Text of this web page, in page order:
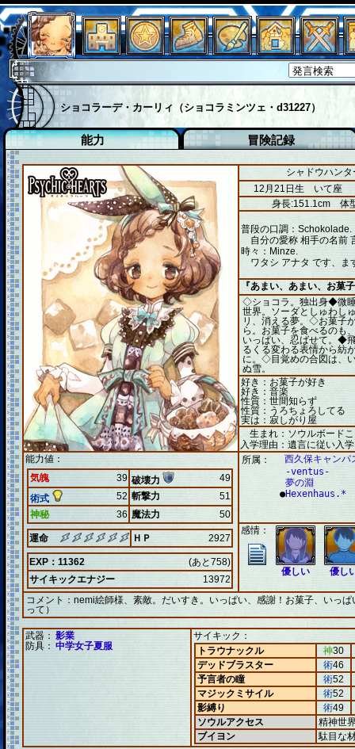
ショコラーデ・カーリィ（ショコラミンツェ・d31227）
能力 冒険記録
シャドウハン
12月21日生 いて座
身長:151.1cm 体
普段の口調：Schokolade.
自分の愛称 相手の名前
時々：Minze.
ワタシ アナタ です、ま
『あまい、あまい、お菓
◇ショコラ。独出身◆微
世界。ソーダとしゅわし
リ、消える夢。◇お菓子
ら。お菓子を食べるのも
いっぱい、忍ばせて。◆
るくる変わる表情から紡
に。◇目覚めの合図は、
ぬ雪。
好き：お菓子が好き
好き：音楽
性質：世間知らず
性質：うろちょろしてる
実は：寂しがり屋
生まれ：ソウルボード
入学理由：遺言に従い入
能力値：
気魄
39 破壊力
49
術式
52 斬撃力
51
神秘
36 魔法力 50
運命 ＨＰ 2927
EXP：11362
(あと758)
サイキックエナジー
13972
所属：
西久保キャン
-ventus-
夢の淵
●Hexenhaus.*
感情：
優しい 優し
コメント： nemi絵師様、素敵。だいすき。いっぱい、感謝！お菓子、いっ
って）
武器： 影業
防具： 中学女子夏服
サイキック：
トラウナックル
神30
デッドブラスター
術46
予言者の瞳
術52
マジックミサイル
術52
影縛り
術49
ソウルアクセス
精神世
ブイヨン
駄目な